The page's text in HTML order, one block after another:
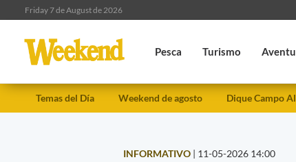
Friday 7 de August de 2026
Pesca Turismo
Temas del Día Weekend de agosto Dique Campo
INFORMATIVO | 11-05-2026 14:00